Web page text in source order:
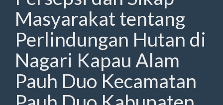
Main
Content
Sidebar
Masyarakat tentang
Perlindungan Hutan di
Nagari Kapau Alam
Pauh Duo Kecamatan